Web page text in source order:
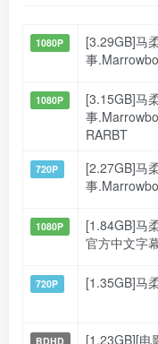
1080P
[3.29GB]马
事
1080P
[3.15GB]马
事
RARBT
720P
[2.27GB]马
事
1080P
[1.84GB]马
官方中文字
720P [1.35GB]马
BDHD
[1.23GB][电